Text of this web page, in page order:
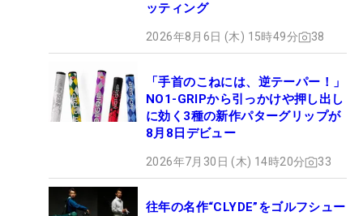
ッティング
2026年8月6日 (木) 15時49分 38
「手首のこねには、逆テーパー！」
NO1-GRIPから引っかけや押し出し
に効く3種の新作パターグリップが
8月8日デビュー
2026年7月30日 (木) 14時20分 33
往年の名作“CLYDE”をゴルフシュー